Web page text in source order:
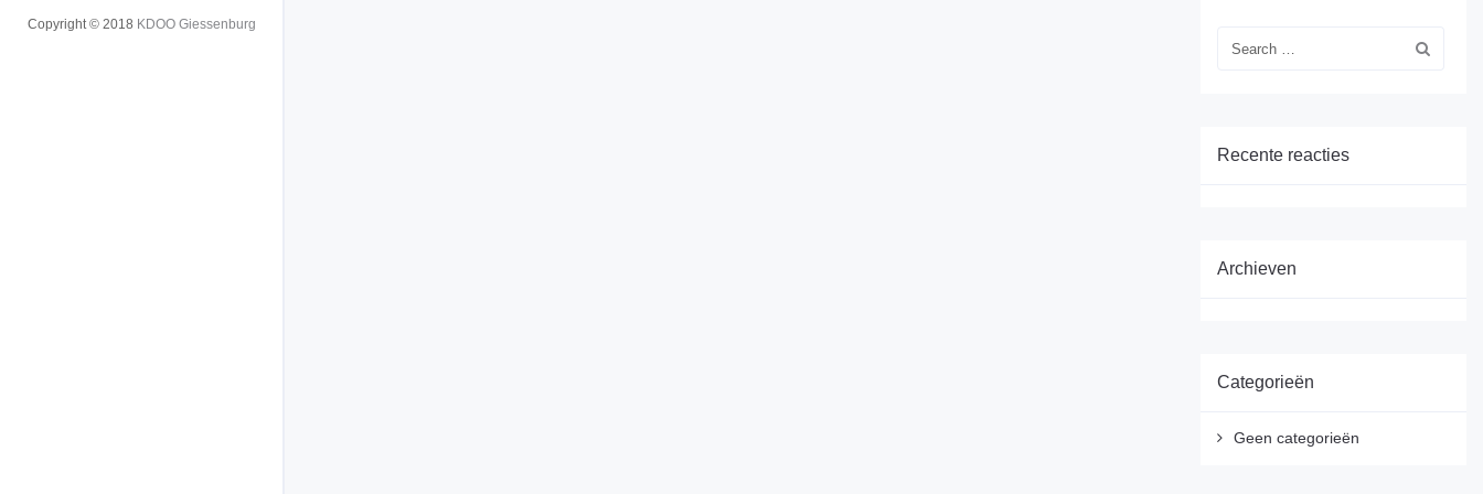
Copyright © 2018 KDOO Giessenburg
Recente reacties
Archieven
Categorieën
Geen categorieën